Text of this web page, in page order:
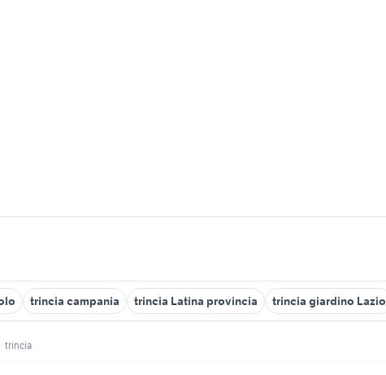
trincia campania trincia Latina provincia trincia giardino Lazio
trincia